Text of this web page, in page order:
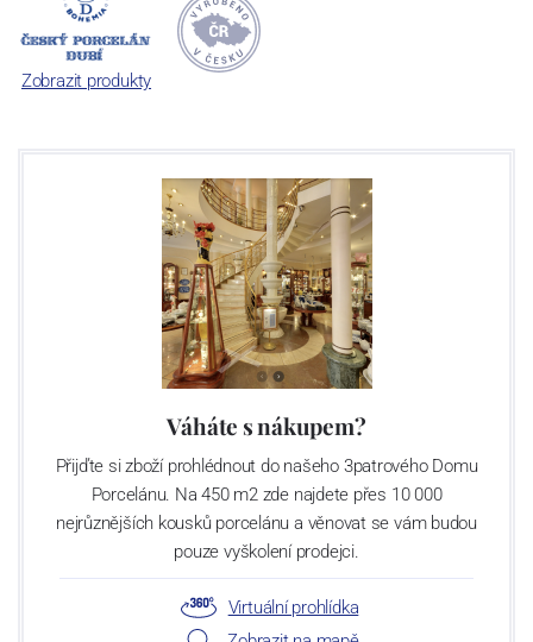
počet jeho dílů v cibulovém provedení je 850 tvarů. Tyto výrobky
jsou garantovány Asociací sklářského a keramického průmyslu
České republiky jako „
Český výrobek
Zobrazit produkty
Váháte s nákupem?
Přijďte si zboží prohlédnout do našeho 3patrového Domu
Porcelánu. Na 450 m2 zde najdete přes 10 000
nejrůznějších kousků porcelánu a věnovat se vám budou
pouze vyškolení prodejci.
Virtuální prohlídka